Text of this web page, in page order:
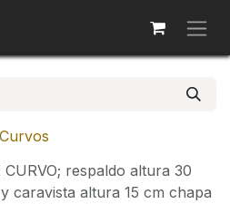
Curvos
CURVO; respaldo altura 30
caravista altura 15 cm chapa